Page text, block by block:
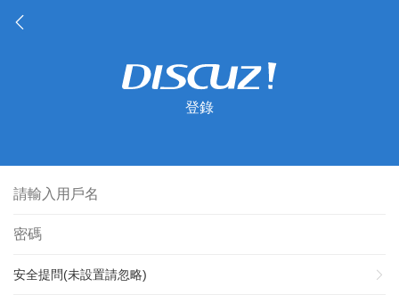
登錄
安全提問(未設置請忽略)